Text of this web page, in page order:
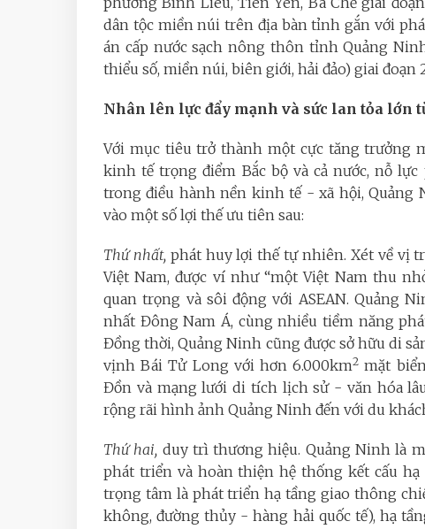
dân tộc miền núi trên địa bàn tỉnh gắn với
án cấp nước sạch nông thôn tỉnh Quảng
thiểu số, miền núi, biên giới, hải đảo) giai đoạn
Nhân lên lực đẩy mạnh và sức lan tỏa lớn
Với mục tiêu trở thành một cực tăng trưởng
kinh tế trọng điểm Bắc bộ và cả nước, nỗ
trong điều hành nền kinh tế - xã hội, Quảng
vào một số lợi thế ưu tiên sau:
Thứ nhất,phát huy lợi thế tự nhiên. Xét về vị
Việt Nam, được ví như “một Việt Nam thu
quan trọng và sôi động với ASEAN. Quảng
nhất Đông Nam Á, cùng nhiều tiềm năng
Đồng thời, Quảng Ninh cũng được sở hữu di
vịnh Bái Tử Long với hơn 6.000km2 mặt
Đồn và mạng lưới di tích lịch sử - văn hóa
rộng rãi hình ảnh Quảng Ninh đến với du
Thứ hai, duy trì thương hiệu. Quảng Ninh là
phát triển và hoàn thiện hệ thống kết cấu
trọng tâm là phát triển hạ tầng giao thông
không, đường thủy - hàng hải quốc tế), hạ